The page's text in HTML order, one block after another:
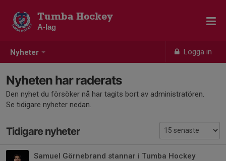
Nyheter Logga in
Tumba Hockey
A-lag
Nyheten har raderats
Den nyhet du försöker nå har tagits bort av administratören.
Se tidigare nyheter nedan.
Tidigare nyheter
Samuel Görnebrand stannar i Tumba Hockey